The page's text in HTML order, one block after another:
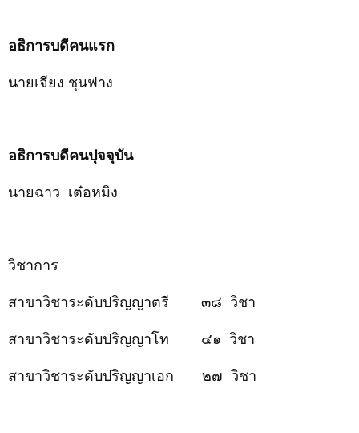
อธิการบดีคนแรก
นายเจียง ชุนฟาง
อธิการบดีคนปุจจุบัน
นายฉาว เต๋อหมิง
วิชาการ
สาขาวิชาระดับปริญญาตรี ๓๘ วิชา
สาขาวิชาระดับปริญญาโท ๔๑ วิชา
สาขาวิชาระดับปริญญาเอก ๒๗ วิชา